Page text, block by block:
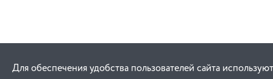
Для обеспечения удобства пользователей сайта